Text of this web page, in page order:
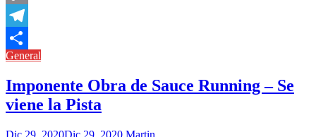
Copy
Link
Telegram
Compartir
General
Imponente Obra de Sauce Running – Se
viene la Pista